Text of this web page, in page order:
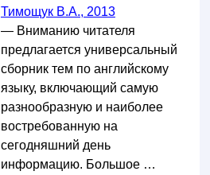
Тимощук В.А., 2013
— Вниманию читателя
предлагается универсальный
сборник тем по английскому
языку, включающий самую
разнообразную и наиболее
востребованную на
сегодняшний день
информацию. Большое …